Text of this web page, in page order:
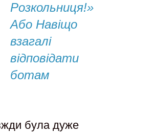
Розкольниця!»
Або Навіщо
взагалі
відповідати
ботам
була дуже